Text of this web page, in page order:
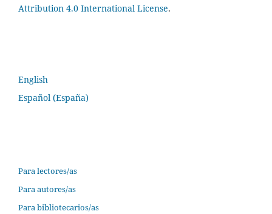
Attribution 4.0 International License.
English
Español (España)
Para lectores/as
Para autores/as
Para bibliotecarios/as